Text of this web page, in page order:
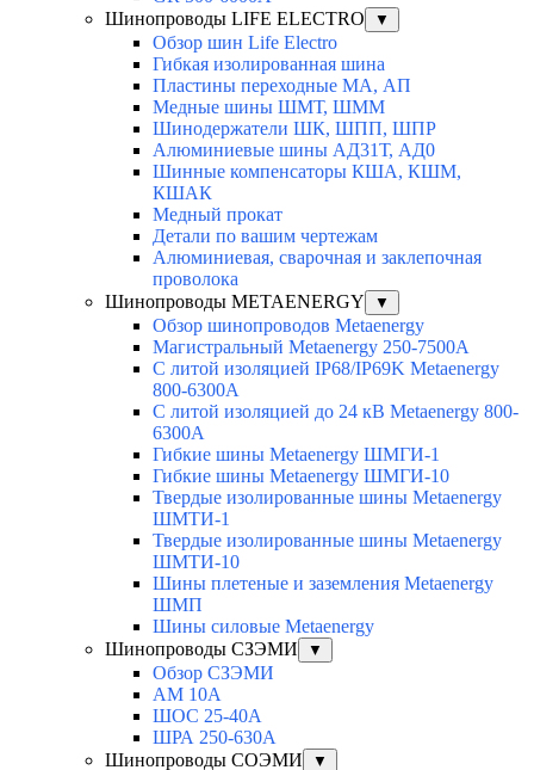
Шинопроводы LIFE ELECTRO
▼
Обзор шин Life Electro
Гибкая изолированная шина
Пластины переходные МА, АП
Медные шины ШМТ, ШММ
Шинодержатели ШК, ШПП, ШПР
Алюминиевые шины АД31Т, АД0
Шинные компенсаторы КША, КШМ,
КШАК
Медный прокат
Детали по вашим чертежам
Алюминиевая, cварочная и заклепочная
проволока
Шинопроводы METAENERGY
▼
Обзор шинопроводов Metaenergy
Магистральный Metaenergy 250-7500A
С литой изоляцией IP68/IP69K Metaenergy
800-6300A
С литой изоляцией до 24 кВ Metaenergy 800-
6300A
Гибкие шины Metaenergy ШМГИ-1
Гибкие шины Metaenergy ШМГИ-10
Твердые изолированные шины Metaenergy
ШМТИ-1
Твердые изолированные шины Metaenergy
ШМТИ-10
Шины плетеные и заземления Metaenergy
ШМП
Шины силовые Metaenergy
Шинопроводы СЗЭМИ
▼
Обзор СЗЭМИ
АМ 10А
ШОС 25-40А
ШРА 250-630А
Шинопроводы СОЭМИ
▼